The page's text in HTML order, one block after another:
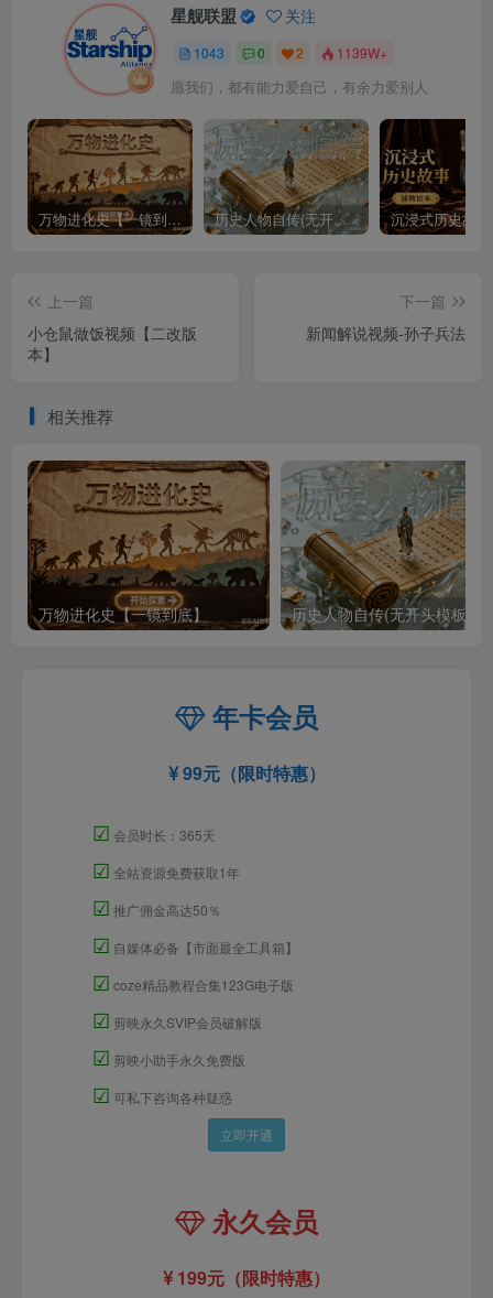
星舰联盟 关注
1043 0 2 1139W+
愿我们，都有能力爱自己，有余力爱别人
万物进化史【一镜到底】 历史人物自传(无开头模板)
上一篇
小仓鼠做饭视频【二改版
本】
下一篇
新闻解说视频-孙子兵法
相关推荐
万物进化史【一镜到底】 历史人物自传(无开头模板)
年卡会员
99元（限时特惠）
☑ 会员时长：365天
☑ 全站资源免费获取1年
☑ 推广佣金高达50％
☑ 自媒体必备【市面最全工具箱】
☑ coze精品教程合集123G电子版
☑ 剪映永久SVIP会员破解版
☑ 剪映小助手永久免费版
☑ 可私下咨询各种疑惑
立即开通
永久会员
199元（限时特惠）